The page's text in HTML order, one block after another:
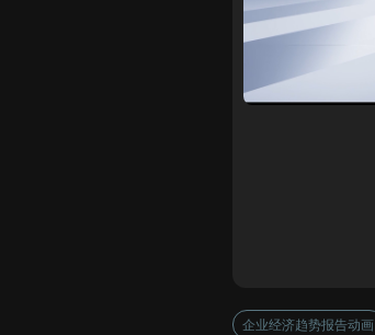
企业经济趋势报告动画